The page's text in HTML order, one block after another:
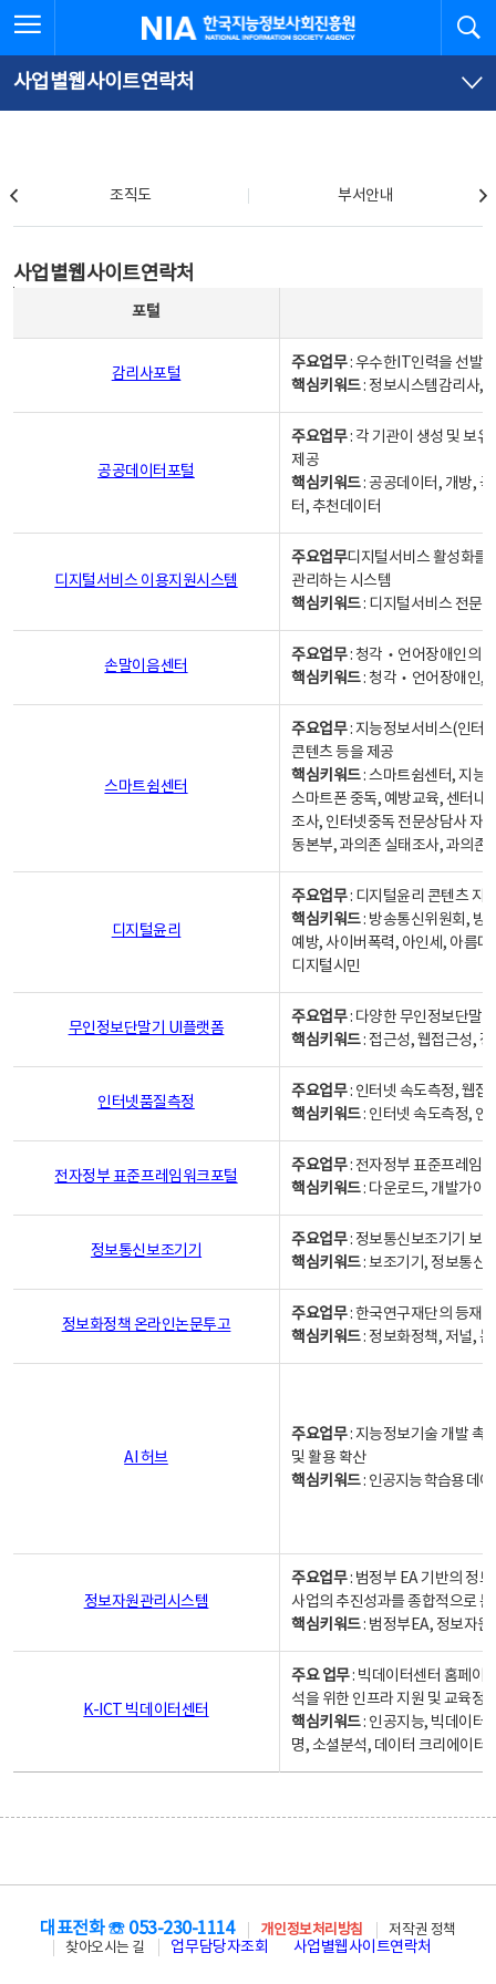
문
로
가
체
뉴
바
가
한국지능정보사회진흥원
사업별웹사이트연락처
조직도 부서안내
사업별웹사이트연락처
포털
감리사포털
주요업무: 우수한IT인력을 선발
핵심키워드: 정보시스템감리사,
공공데이터포털
주요업무: 각 기관이 생성 및 보
제공
핵심키워드: 공공데이터, 개방,
터, 추천데이터
디지털서비스 이용지원시스템
주요업무디지털서비스 활성화를
관리하는 시스템
핵심키워드: 디지털서비스 전문
손말이음센터
주요업무: 청각‧언어장애인의
핵심키워드: 청각‧언어장애인,
스마트쉼센터
주요업무: 지능정보서비스(인터
콘텐츠 등을 제공
핵심키워드: 스마트쉼센터, 지능
스마트폰 중독, 예방교육, 센터내
조사, 인터넷중독 전문상담사 자
동본부, 과의존 실태조사, 과의존
디지털윤리
주요업무: 디지털윤리 콘텐츠 지
핵심키워드: 방송통신위원회, 방
예방, 사이버폭력, 아인세, 아름
디지털시민
무인정보단말기 UI플랫폼
주요업무: 다양한 무인정보단말
핵심키워드: 접근성, 웹접근성,
인터넷품질측정
주요업무: 인터넷 속도측정, 웹접
핵심키워드: 인터넷 속도측정, 인
전자정부 표준프레임워크포털
주요업무: 전자정부 표준프레임
핵심키워드: 다운로드, 개발가이
정보통신보조기기
주요업무: 정보통신보조기기 보
핵심키워드: 보조기기, 정보통신
정보화정책 온라인논문투고
주요업무: 한국연구재단의 등재
핵심키워드: 정보화정책, 저널,
AI 허브
주요업무: 지능정보기술 개발 촉
및 활용 확산
핵심키워드: 인공지능 학습용 데
정보자원관리시스템
주요업무: 범정부 EA 기반의 정
사업의 추진성과를 종합적으로
핵심키워드: 범정부EA, 정보자
K-ICT 빅데이터센터
주요 업무: 빅데이터센터 홈페이
석을 위한 인프라 지원 및 교육정
핵심키워드: 인공지능, 빅데이터,
명, 소셜분석, 데이터 크리에이터
대표전화 ☏ 053-230-1114 개인정보처리방침
저작권 정책
찾아오시는 길
업무담당자조회 사업별웹사이트연락처